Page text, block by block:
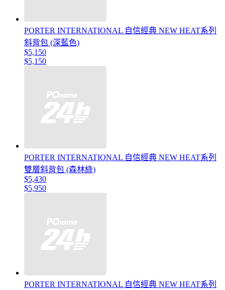
PORTER INTERNATIONAL 自信經典 NEW HEAT系列
斜背包 (深藍色)
$5,150
$5,150
PORTER INTERNATIONAL 自信經典 NEW HEAT系列
雙層斜背包 (森林綠)
$5,430
$5,950
PORTER INTERNATIONAL 自信經典 NEW HEAT系列